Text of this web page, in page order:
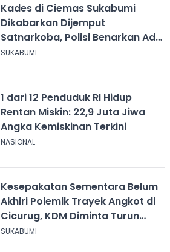
Kades di Ciemas Sukabumi
Dikabarkan Dijemput
Satnarkoba, Polisi Benarkan Ada
Penindakan
SUKABUMI
1 dari 12 Penduduk RI Hidup
Rentan Miskin: 22,9 Juta Jiwa
Angka Kemiskinan Terkini
NASIONAL
Kesepakatan Sementara Belum
Akhiri Polemik Trayek Angkot di
Cicurug, KDM Diminta Turun
Tangan
SUKABUMI